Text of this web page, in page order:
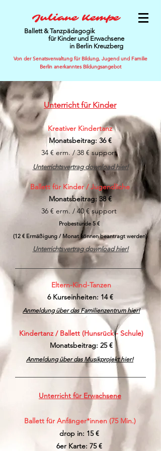
Juliane Kempe
Ballett & Tanzpädagogik
für Kinder und Erwachsene
in Berlin Kreuzberg
Von der Senatsverwaltung für Bildung, Jugend und Familie
Berlin anerkanntes Bildungsangebot
Unterricht für Kinder
Kreativer Kindertanz
Monatsbeitrag: 36 €
34 € erm. / 38 € support
Ballett für Kinder / Jugendliche
Monatsbeitrag:38 €
36 € erm. / 40 € support
Probestunde 5 €
(12 € Ermäßigung / Monat können beantragt werden)
Unterrichtsvertrag download hier!
Unterrichtsvertrag download hier!
Eltern-Kind-Tanzen
6 Kurseinheiten: 14 €
Kindertanz / Ballett (Hunsrück - Schule)
Monatsbeitrag: 25 €
Anmeldung über das Familienzentrum hier!
Anmeldung über das Musikprojekt hier!
Unterricht für Erwachsene
Ballett für Anfänger*innen (75 Min.)
drop in: 15 €
6er Karte: 75 €